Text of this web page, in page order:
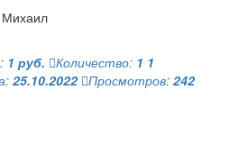
1 руб. Количество: 1 1
25.10.2022 Просмотров: 242